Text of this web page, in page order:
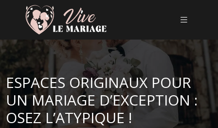
ESPACES ORIGINAUX POUR
UN MARIAGE D’EXCEPTION :
OSEZ L’ATYPIQUE !